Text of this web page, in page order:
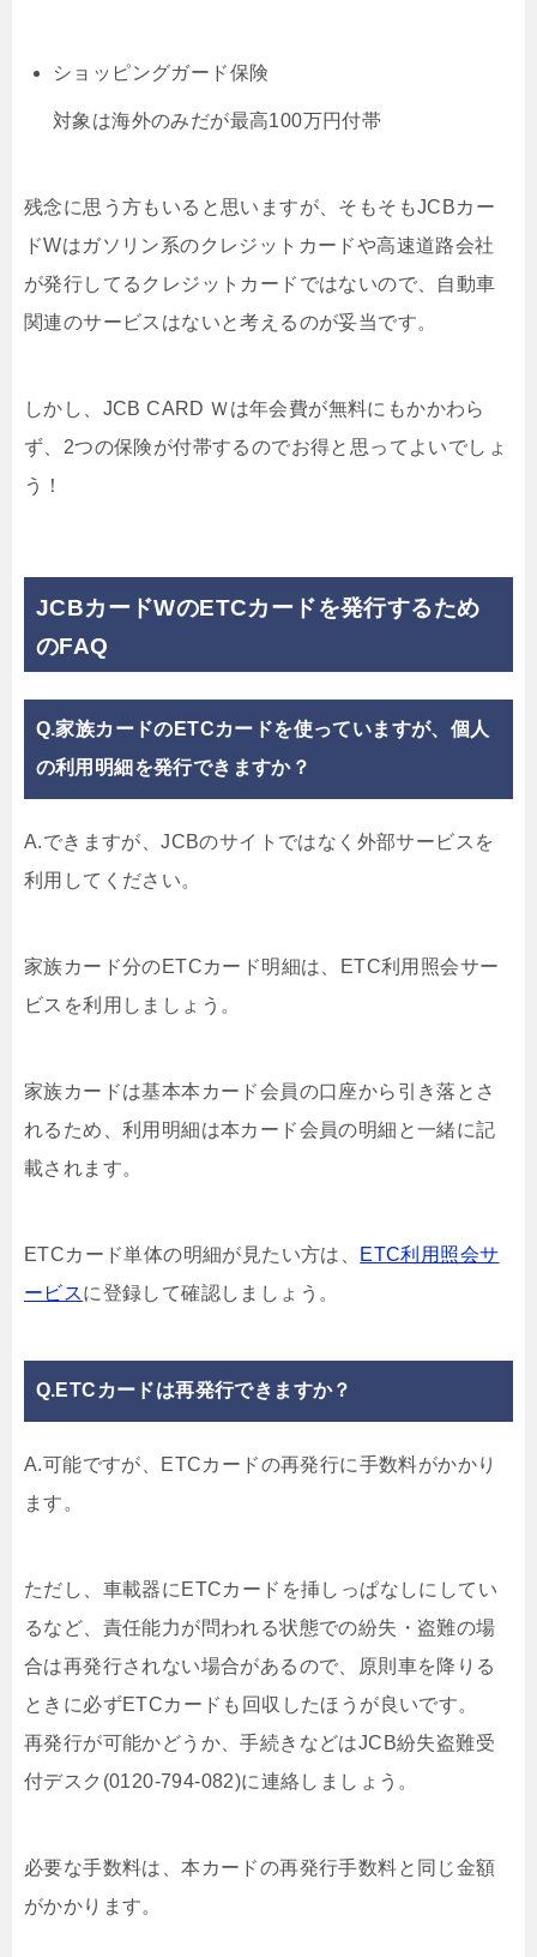
ショッピングガード保険
対象は海外のみだが最高100万円付帯
残念に思う方もいると思いますが、そもそもJCBカー
ドWはガソリン系のクレジットカードや高速道路会社
が発行してるクレジットカードではないので、自動車
関連のサービスはないと考えるのが妥当です。
しかし、JCB CARD Ｗは年会費が無料にもかかわら
ず、2つの保険が付帯するのでお得と思ってよいでしょ
う！
JCBカードWのETCカードを発行するため
のFAQ
Q.家族カードのETCカードを使っていますが、個人
の利用明細を発行できますか？
A.できますが、JCBのサイトではなく外部サービスを
利用してください。
家族カード分のETCカード明細は、ETC利用照会サー
ビスを利用しましょう。
家族カードは基本本カード会員の口座から引き落とさ
れるため、利用明細は本カード会員の明細と一緒に記
載されます。
ETCカード単体の明細が見たい方は、
ETC利用照会サ
ービスに登録して確認しましょう。
Q.ETCカードは再発行できますか？
A.可能ですが、ETCカードの再発行に手数料がかかり
ます。
ただし、車載器にETCカードを挿しっぱなしにしてい
るなど、責任能力が問われる状態での紛失・盗難の場
合は再発行されない場合があるので、原則車を降りる
ときに必ずETCカードも回収したほうが良いです。
再発行が可能かどうか、手続きなどはJCB紛失盗難受
付デスク(0120-794-082)に連絡しましょう。
必要な手数料は、本カードの再発行手数料と同じ金額
がかかります。